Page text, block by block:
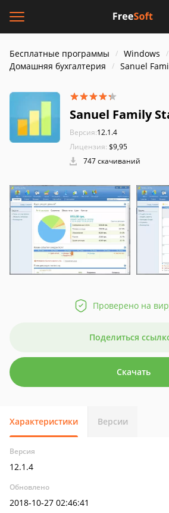
Бесплатные программы Windows
Домашняя бухгалтерия
Sanuel
Sanuel Family
Версия:12.1.4
Лицензия: $9,95
747 скачиваний
Проверено на
Поделиться
Скачать
Характеристики Версии
Версия
12.1.4
Обновлено
2018-10-27 02:46:41